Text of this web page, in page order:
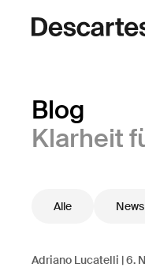
Blog
Klarheit
Alle News
Adriano Lucatelli 6.